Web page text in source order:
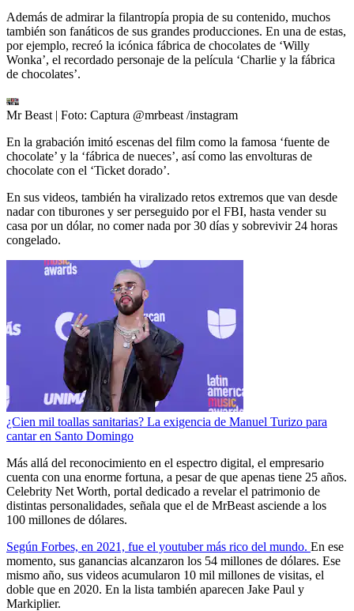
Además de admirar la filantropía propia de su contenido, muchos
también son fanáticos de sus grandes producciones. En una de estas,
por ejemplo, recreó la icónica fábrica de chocolates de ‘Willy
Wonka’, el recordado personaje de la película ‘Charlie y la fábrica
de chocolates’.
Mr Beast | Foto: Captura @mrbeast /instagram
En la grabación imitó escenas del film como la famosa ‘fuente de
chocolate’ y la ‘fábrica de nueces’, así como las envolturas de
chocolate con el ‘Ticket dorado’.
En sus videos, también ha viralizado retos extremos que van desde
nadar con tiburones y ser perseguido por el FBI, hasta vender su
casa por un dólar, no comer nada por 30 días y sobrevivir 24 horas
congelado.
¿Cien mil toallas sanitarias? La exigencia de Manuel Turizo para
cantar en Santo Domingo
Más allá del reconocimiento en el espectro digital, el empresario
cuenta con una enorme fortuna, a pesar de que apenas tiene 25 años.
Celebrity Net Worth, portal dedicado a revelar el patrimonio de
distintas personalidades, señala que el de MrBeast asciende a los
100 millones de dólares.
Según Forbes, en 2021, fue el youtuber más rico del mundo. En ese
momento, sus ganancias alcanzaron los 54 millones de dólares. Ese
mismo año, sus videos acumularon 10 mil millones de visitas, el
doble que en 2020. En la lista también aparecen Jake Paul y
Markiplier.